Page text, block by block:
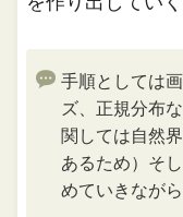
手順としては
ズ、正規分布
関しては自然
あるため）そ
めていきなが